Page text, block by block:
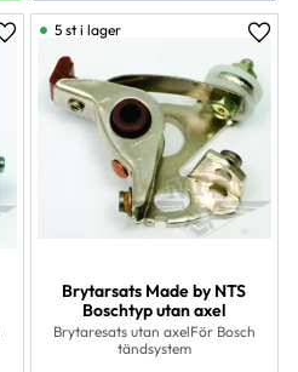
Lägg till i favoriter
Brytarsats Made by NTS
Boschtyp utan axel
Brytaresats utan axelFör Bosch
tändsystem
5 st i lager